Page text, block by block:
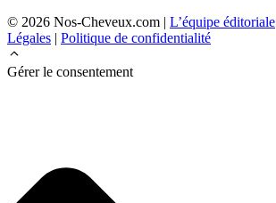
© 2026 Nos-Cheveux.com | L’équipe éditoriale
Légales | Politique de confidentialité
Gérer le consentement